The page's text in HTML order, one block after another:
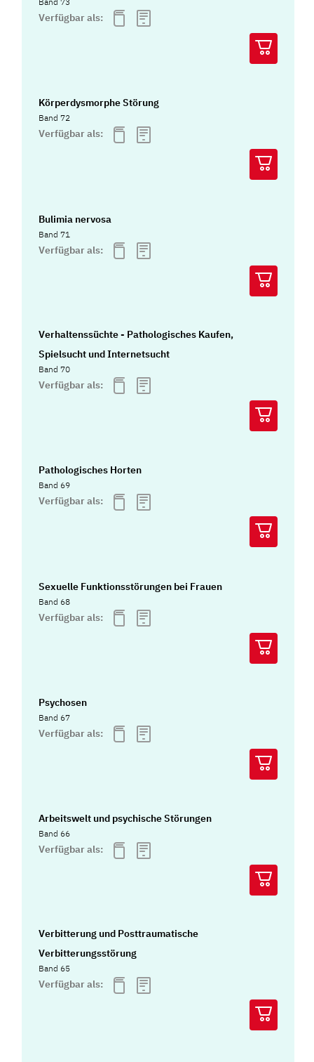
Verfügbar als:
Körperdysmorphe Störung
Band 72
Verfügbar als:
Bulimia nervosa
Band 71
Verfügbar als:
Verhaltenssüchte - Pathologisches Kaufen,
Spielsucht und Internetsucht
Band 70
Verfügbar als:
Pathologisches Horten
Band 69
Verfügbar als:
Sexuelle Funktionsstörungen bei Frauen
Band 68
Verfügbar als:
Psychosen
Band 67
Verfügbar als:
Arbeitswelt und psychische Störungen
Band 66
Verfügbar als:
Verbitterung und Posttraumatische
Verbitterungsstörung
Band 65
Verfügbar als: